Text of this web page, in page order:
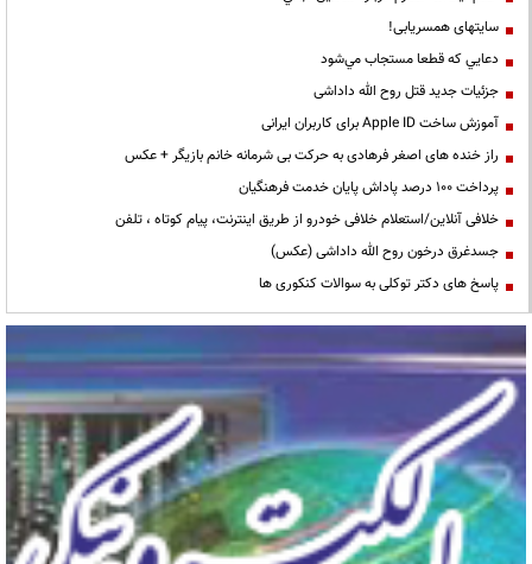
سایتهای همسریابی!
دعايي كه قطعا مستجاب مي‌شود
جزئیات جدید قتل روح الله داداشی
آموزش ساخت Apple ID برای کاربران ایرانی
راز خنده های اصغر فرهادی به حرکت بی شرمانه خانم بازیگر + عکس
پرداخت ۱۰۰ درصد پاداش پایان خدمت فرهنگیان
خلافی آنلاین/استعلام خلافی خودرو از طریق اینترنت، پیام کوتاه ، تلفن
جسدغرق درخون روح الله داداشی (عکس)
پاسخ های دکتر توکلی به سوالات کنکوری ها